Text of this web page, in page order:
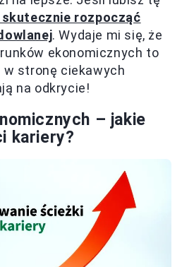
skutecznie rozpocząć
. Wydaje mi się, że
ekonomicznych to
w stronę ciekawych
na odkrycie!
– jakie
kariery?